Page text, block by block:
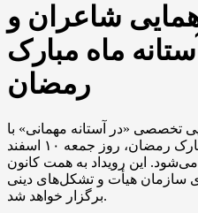
شاعران و
ماه مبارک
رمضان
تخصصی «در آستانه مهمانی» با
روز جمعه ۱۰ اسفند
می‌شود. این رویداد به همت کانون
سازمان هیأت و تشکل‌های دینی
برگزار خواهد شد.